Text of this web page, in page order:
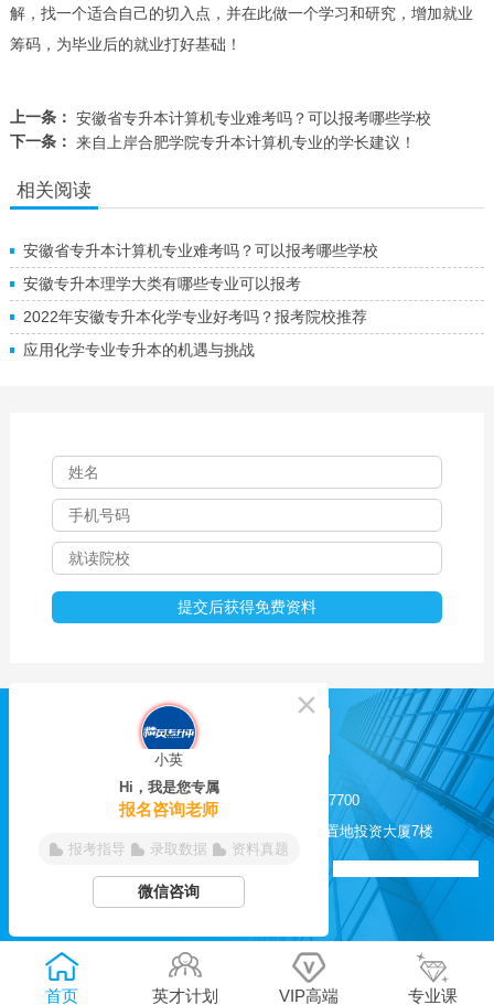
解，找一个适合自己的切入点，并在此做一个学习和研究，增加就业
筹码，为毕业后的就业打好基础！
上一条： 安徽省专升本计算机专业难考吗？可以报考哪些学校
下一条： 来自上岸合肥学院专升本计算机专业的学长建议！
相关阅读
安徽省专升本计算机专业难考吗？可以报考哪些学校
安徽专升本理学大类有哪些专业可以报考
2022年安徽专升本化学专业好考吗？报考院校推荐
应用化学专业专升本的机遇与挑战
0551-62817525 / 62817700
合肥市长江西路200号置地投资大厦7楼
合肥精英培训学校 版权所有
首页 英才计划 VIP高端 专业课
小英
Hi，我是您专属
报名咨询老师
报考指导 录取数据 资料真题
微信咨询